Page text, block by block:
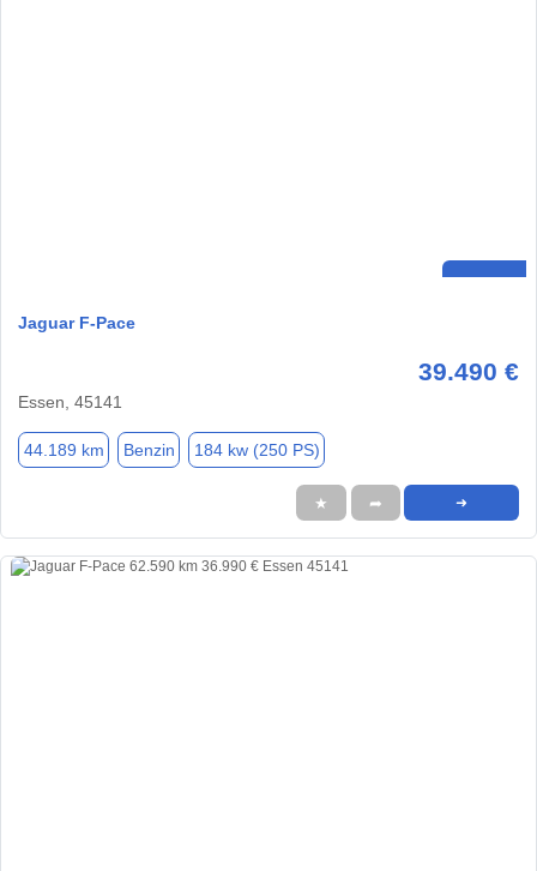
Jaguar F-Pace
39.490 €
Essen, 45141
44.189 km Benzin 184 kw (250 PS)
★ ➦ ➜